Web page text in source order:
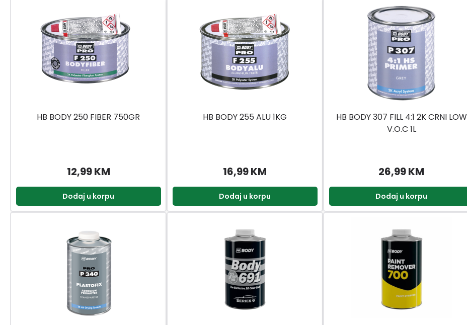
HB BODY 250 FIBER 750GR
12,99 KM
Dodaj u korpu
HB BODY 255 ALU 1KG
16,99 KM
Dodaj u korpu
HB BODY 307 FILL 4:1 2K CRNI LOW
V.O.C 1L
26,99 KM
Dodaj u korpu